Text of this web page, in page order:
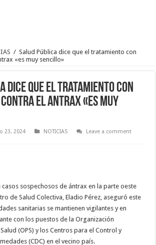
/ Salud Pública dice que el tratamiento con
«es muy sencillo»
dice que el tratamiento con
el antrax «es muy
23, 2024 NOTICIAS
Leave a comment
casos sospechosos de ántrax en la parte oeste
de Salud Colectiva, Eladio Pérez, aseguró este
sanitarias se mantienen vigilantes y en
con los puestos de la Organización
(OPS) y los Centros para el Control y
(CDC) en el vecino país.